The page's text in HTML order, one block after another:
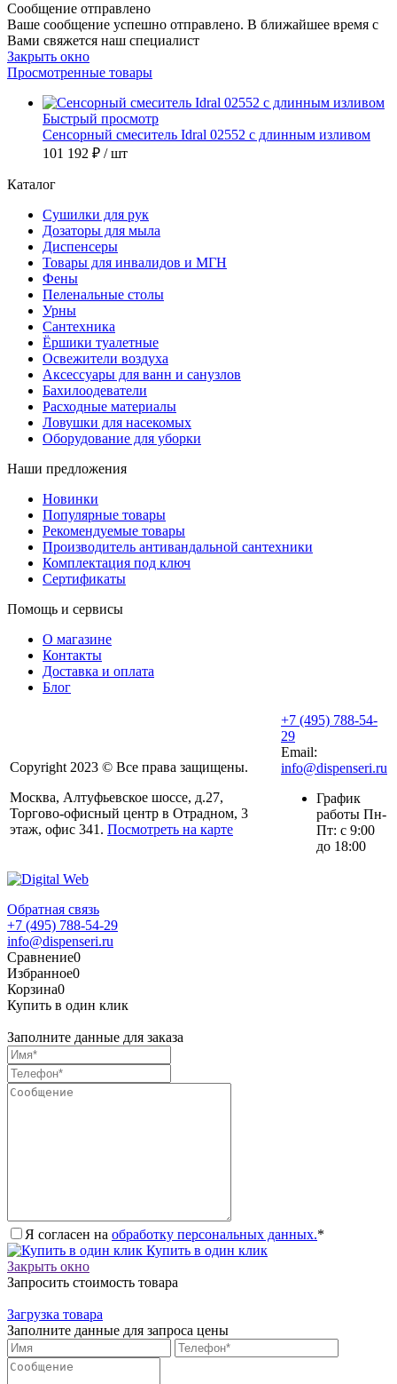
Сообщение отправлено
Ваше сообщение успешно отправлено. В ближайшее время с
Вами свяжется наш специалист
Закрыть окно
Просмотренные товары
Быстрый просмотр
Сенсорный смеситель Idral 02552 с длинным изливом
101 192 ₽ / шт
Каталог
Сушилки для рук
Дозаторы для мыла
Диспенсеры
Товары для инвалидов и МГН
Фены
Пеленальные столы
Урны
Сантехника
Ёршики туалетные
Освежители воздуха
Аксессуары для ванн и санузлов
Бахилоодеватели
Расходные материалы
Ловушки для насекомых
Оборудование для уборки
Наши предложения
Новинки
Популярные товары
Рекомендуемые товары
Производитель антивандальной сантехники
Комплектация под ключ
Сертификаты
Помощь и сервисы
О магазине
Контакты
Доставка и оплата
Блог
Copyright 2023 © Все права защищены.
Москва, Алтуфьевское шоссе, д.27,
Торгово-офисный центр в Отрадном, 3
этаж, офис 341. Посмотреть на карте
+7 (495) 788-54-
29
Email:
info@dispenseri.ru
График
работы Пн-
Пт: с 9:00
до 18:00
Обратная связь
+7 (495) 788-54-29
info@dispenseri.ru
Сравнение0
Избранное0
Корзина0
Купить в один клик
Заполните данные для заказа
Я согласен на обработку персональных данных.*
Купить в один клик
Закрыть окно
Запросить стоимость товара
Загрузка товара
Заполните данные для запроса цены